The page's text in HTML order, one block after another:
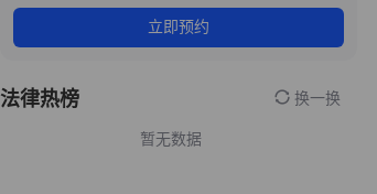
立即预约
法律热榜 换一换
暂无数据